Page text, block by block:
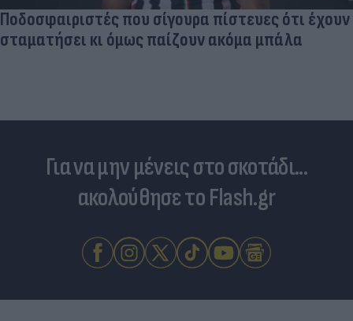
Ποδοσφαιριστές που σίγουρα πίστευες ότι έχουν
σταματήσει κι όμως παίζουν ακόμα μπάλα
Για να μην μένεις στο σκοτάδι...
ακολούθησε το Flash.gr